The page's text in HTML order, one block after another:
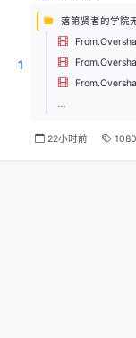
1
...
22小时前